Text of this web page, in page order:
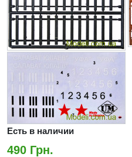
Есть в наличии
490 Грн.